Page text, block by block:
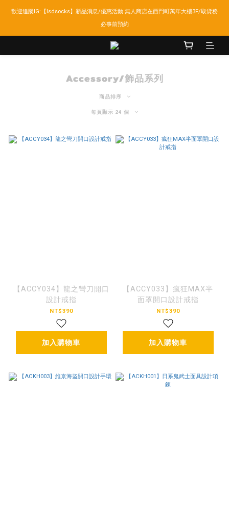
歡迎追蹤IG:【lsdsocks】新品消息/優惠活動 無人商店在西門町萬年大樓3F/取貨務
必事前預約
LSD官網新會員折扣30元,超商取貨滿千免運!
Accessory/飾品系列
商品排序
每頁顯示 24 個
【ACCY034】龍之彎刀開口
設計戒指
NT$390
加入購物車
【ACCY033】瘋狂MAX半
面罩開口設計戒指
NT$390
加入購物車